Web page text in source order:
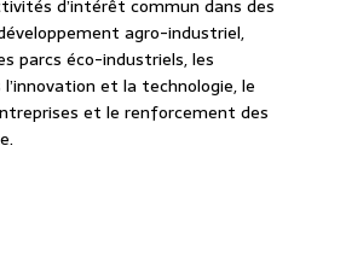
d’intérêt commun dans des
agro-industriel,
parcs éco-industriels, les
et la technologie, le
et le renforcement des